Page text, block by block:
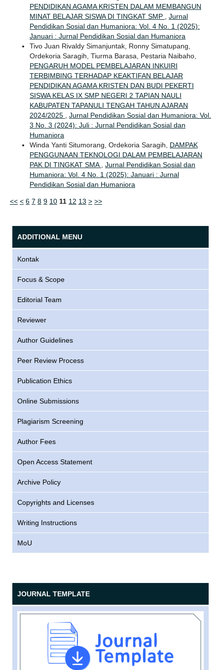
PENDIDIKAN AGAMA KRISTEN DALAM MEMBANGUN
MINAT BELAJAR SISWA DI TINGKAT SMP
Jurnal
Pendidikan Sosial dan Humaniora: Vol. 4 No. 1 (2025):
Januari : Jurnal Pendidikan Sosial dan Humaniora
Tivo Juan Rivaldy Simanjuntak, Ronny Simatupang,
Ordekoria Saragih, Tiurma Barasa, Pestaria Naibaho,
PENGARUH MODEL PEMBELAJARAN INKUIRI
TERBIMBING TERHADAP KEAKTIFAN BELAJAR
PENDIDIKAN AGAMA KRISTEN DAN BUDI PEKERTI
SISWA KELAS IX SMP NEGERI 2 TAPIAN NAULI
KABUPATEN TAPANULI TENGAH TAHUN AJARAN
2024/2025
Jurnal Pendidikan Sosial dan Humaniora: Vol.
3 No. 3 (2024): Juli : Jurnal Pendidikan Sosial dan
Humaniora
Winda Yanti Situmorang, Ordekoria Saragih, DAMPAK
PENGGUNAAN TEKNOLOGI DALAM PEMBELAJARAN
PAK DI TINGKAT SMA
Jurnal Pendidikan Sosial dan
Humaniora: Vol. 4 No. 1 (2025): Januari : Jurnal
Pendidikan Sosial dan Humaniora
<< < 6 7 8 9 10 11 12 13 > >>
ADDITIONAL MENU
Kontak
Focus & Scope
Editorial Team
Reviewer
Author Guidelines
Peer Review Process
Publication Ethics
Online Submissions
Plagiarism Screening
Author Fees
Open Access Statement
Archive Policy
Copyrights and Licenses
Writing Instructions
MoU
JOURNAL TEMPLATE